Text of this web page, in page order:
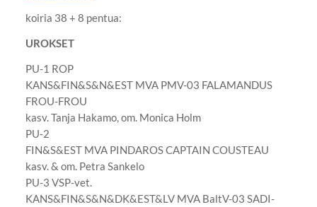
koiria 38 + 8 pentua:
UROKSET
PU-1 ROP
KANS&FIN&S&N&EST MVA PMV-03 FALAMANDUS
FROU-FROU
kasv. Tanja Hakamo, om. Monica Holm
PU-2
FIN&S&EST MVA PINDAROS CAPTAIN COUSTEAU
kasv. & om. Petra Sankelo
PU-3 VSP-vet.
KANS&FIN&S&N&DK&EST&LV MVA BaltV-03 SADI-